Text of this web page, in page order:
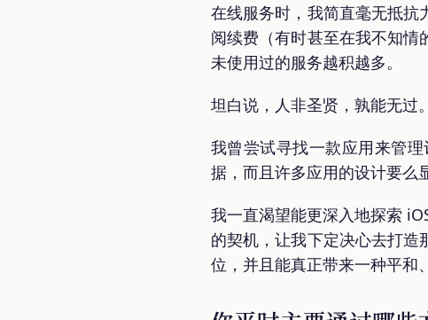
在线服务时，我简直毫无抵抗
阅续费（有时甚至在我不知
未使用过的服务越积越多。
坦白说，人非圣贤，孰能无过
我曾尝试寻找一款应用来管
据，而且许多应用的设计要么
我一直渴望能更深入地探索
的契机，让我下定决心去打
位，并且能真正带来一种平和